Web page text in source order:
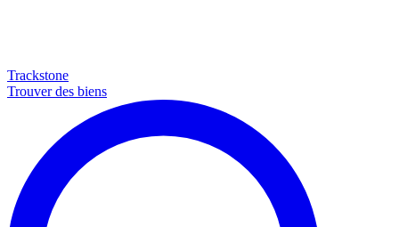
Trackstone
Trouver des biens